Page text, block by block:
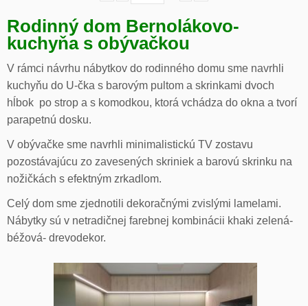
Rodinný dom Bernolákovo-
kuchyňa s obývačkou
V rámci návrhu nábytkov do rodinného domu sme navrhli
kuchyňu do U-čka s barovým pultom a skrinkami dvoch
hĺbok po strop a s komodkou, ktorá vchádza do okna a tvorí
parapetnú dosku.
V obývačke sme navrhli minimalistickú TV zostavu
pozostávajúcu zo zavesených skriniek a barovú skrinku na
nožičkách s efektným zrkadlom.
Celý dom sme zjednotili dekoračnými zvislými lamelami.
Nábytky sú v netradičnej farebnej kombinácii khaki zelená-
béžová- drevodekor.